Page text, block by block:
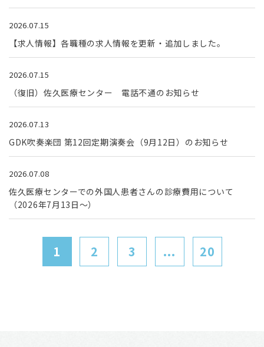
2026.07.15
【求人情報】各職種の求人情報を更新・追加しました。
2026.07.15
（復旧）佐久医療センター 電話不通のお知らせ
2026.07.13
GDK吹奏楽団 第12回定期演奏会（9月12日）のお知らせ
2026.07.08
佐久医療センターでの外国人患者さんの診療費用について
（2026年7月13日～）
1 2 3 ... 20